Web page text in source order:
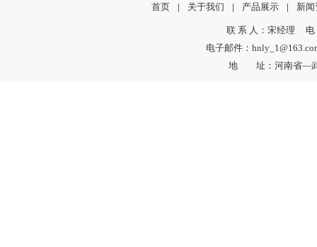
首页 | 关于我们 | 产品展示 | 新
联 系 人：宋经理 电
电子邮件：
地 址：河南省—武